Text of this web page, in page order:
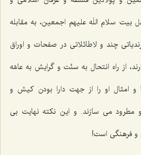
سلام اللَه عليهم اجمعين، به مقابله
چند و لاطائلاتى در صفحات و اوراق
از راه انتحال به سنّت و گرايش به عامّه
و امثال او را از جهت دارا بودن كيش و
مى‌ سازند. و اين نكته نهايت بى
و فرهنگى است!